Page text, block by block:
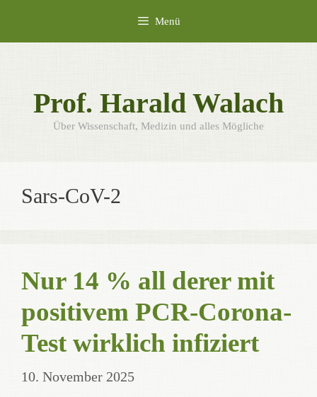
springen
Menü
Prof. Harald Walach
Über Wissenschaft, Medizin und alles Mögliche
Sars-CoV-2
Nur 14 % all derer mit
positivem PCR-Corona-
Test wirklich infiziert
10. November 2025